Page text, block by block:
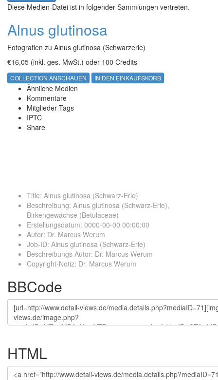
Diese Medien-Datei ist in folgender Sammlungen vertreten.
Alnus glutinosa
Fotografien zu Alnus glutinosa (Schwarzerle)
€16,05 (inkl. ges. MwSt.) oder 100 Credits
COLLECTION ANSCHAUEN IN DEN EINKAUFSKORB
Ähnliche Medien
Kommentare
Mitglieder Tags
IPTC
Share
Title: Alnus glutinosa (Schwarz-Erle)
Beschreibung: Alnus glutinosa (Schwarz-Erle),
Birkengewächse (Betulaceae)
Erstellungsdatum: 0000-00-00 00:00:00
Autor: Dr. Marcus Werum
Job-ID: Alnus glutinosa (Schwarz-Erle)
Beschreibungs Autor: Dr. Marcus Werum
Copyright-Notiz: Dr. Marcus Werum
BBCode
HTML